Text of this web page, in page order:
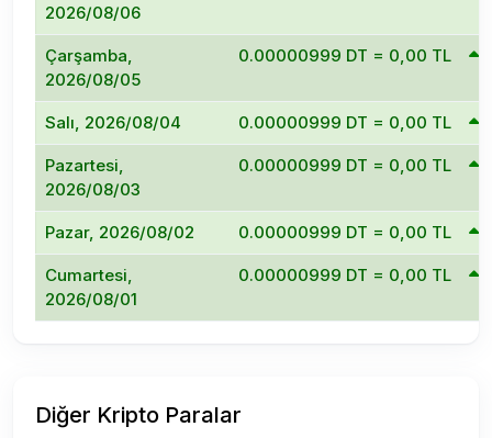
2026/08/06
Çarşamba,
2026/08/05
0.00000999 DT = 0,00 TL
Salı, 2026/08/04 0.00000999 DT = 0,00 TL
Pazartesi,
2026/08/03
0.00000999 DT = 0,00 TL
Pazar, 2026/08/02 0.00000999 DT = 0,00 TL
Cumartesi,
2026/08/01
0.00000999 DT = 0,00 TL
Diğer Kripto Paralar